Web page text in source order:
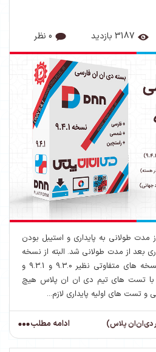
نسخه 9.4.1 بعد از مدت طولانی به پایداری و استیبل بودن
بعد از مدت طولانی شد. البته از نسخه
9.2.2 پایدار تا نسخه 9.4.1 نسخه های متفاوتی نظیر 9.3.0 و 9.3.1 و
شد اما با تست های تیم دی ان ان پلاس هیچ
و تست های اولیه پایداری لازم...
دی‌ان‌ان پلاس) ادامه مطلب